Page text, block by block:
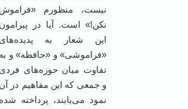
نیست، منظورم «فراموش
نکن!» است. آیا در پیرامون
این شعار به پدیده‌های
«فراموشی» و «حافظه» و به
تفاوت میان حوزه‌های فردی
و جمعی که این مفاهیم در آن
نمود می‌یابند، پرداخته شده